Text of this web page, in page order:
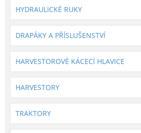
HYDRAULICKÉ RUKY
DRAPÁKY A PŘÍSLUŠENSTVÍ
HARVESTOROVÉ KÁCECÍ HLAVICE
HARVESTORY
TRAKTORY